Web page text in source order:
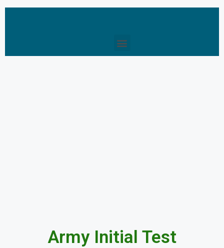
Army Initial Test